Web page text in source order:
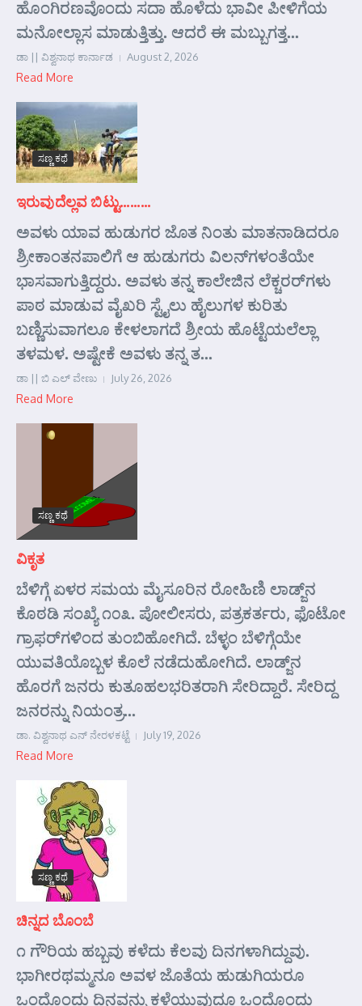
ಹೊಂಗಿರಣವೊಂದು ಸದಾ ಹೊಳೆದು ಭಾವೀ ಪೀಳಿಗೆಯ
ಮನೋಲ್ಲಾಸ ಮಾಡುತ್ತಿತ್ತು. ಆದರೆ ಈ ಮಬ್ಬುಗತ್ತ...
ಡಾ || ವಿಶ್ವನಾಥ ಕಾರ್ನಾಡ August 2, 2026
Read More
ಸಣ್ಣ ಕಥೆ
ಇರುವುದೆಲ್ಲವ ಬಿಟ್ಟು………
ಅವಳು ಯಾವ ಹುಡುಗರ ಜೊತ ನಿಂತು ಮಾತನಾಡಿದರೂ
ಶ್ರೀಕಾಂತನಪಾಲಿಗೆ ಆ ಹುಡುಗರು ವಿಲನ್‌ಗಳಂತೆಯೇ
ಭಾಸವಾಗುತ್ತಿದ್ದರು. ಅವಳು ತನ್ನ ಕಾಲೇಜಿನ ಲೆಕ್ಚರರ್‌ಗಳು
ಪಾಠ ಮಾಡುವ ವೈಖರಿ ಸ್ಟೈಲು ಹೈಲುಗಳ ಕುರಿತು
ಬಣ್ಣಿಸುವಾಗಲೂ ಕೇಳಲಾಗದೆ ಶ್ರೀಯ ಹೊಟ್ಟೆಯಲೆಲ್ಲಾ
ತಳಮಳ. ಅಷ್ಟೇಕೆ ಅವಳು ತನ್ನ ತ...
ಡಾ || ಬಿ ಎಲ್ ವೇಣು July 26, 2026
Read More
ಸಣ್ಣ ಕಥೆ
ವಿಕೃತ
ಬೆಳಿಗ್ಗೆ ಏಳರ ಸಮಯ ಮೈಸೂರಿನ ರೋಹಿಣಿ ಲಾಡ್ಜ್‌ನ
ಕೊಠಡಿ ಸಂಖ್ಯೆ ೧೦೩. ಪೋಲೀಸರು, ಪತ್ರಕರ್ತರು, ಫೊಟೋ
ಗ್ರಾಫರ್‌ಗಳಿಂದ ತುಂಬಿಹೋಗಿದೆ. ಬೆಳ್ಳಂ ಬೆಳಿಗ್ಗೆಯೇ
ಯುವತಿಯೊಬ್ಬಳ ಕೊಲೆ ನಡೆದುಹೋಗಿದೆ. ಲಾಡ್ಜ್‌ನ
ಹೊರಗೆ ಜನರು ಕುತೂಹಲಭರಿತರಾಗಿ ಸೇರಿದ್ದಾರೆ. ಸೇರಿದ್ದ
ಜನರನ್ನು ನಿಯಂತ್ರ...
ಡಾ. ವಿಶ್ವನಾಥ ಎನ್ ನೇರಳಕಟ್ಟೆ July 19, 2026
Read More
ಸಣ್ಣ ಕಥೆ
ಚಿನ್ನದ ಬೊಂಬೆ
೧ ಗೌರಿಯ ಹಬ್ಬವು ಕಳೆದು ಕೆಲವು ದಿನಗಳಾಗಿದ್ದುವು.
ಭಾಗೀರಥಮ್ಮನೂ ಅವಳ ಜೊತೆಯ ಹುಡುಗಿಯರೂ
ಒಂದೊಂದು ದಿನವನ್ನು ಕಳೆಯುವುದೂ ಒಂದೊಂದು